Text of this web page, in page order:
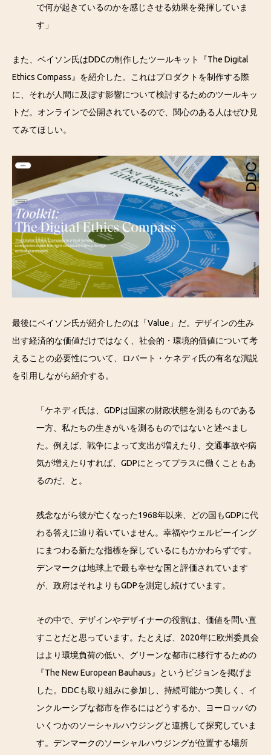
で何が起きているのかを感じさせる効果を発揮していま
す」
また、ベイソン氏はDDCの制作したツールキット『The Digital
Ethics Compass』を紹介した。これはプロダクトを制作する際
に、それが人間に及ぼす影響について検討するためのツールキッ
トだ。オンラインで公開されているので、関心のある人はぜひ見
てみてほしい。
最後にベイソン氏が紹介したのは「Value」だ。デザインの生み
出す経済的な価値だけではなく、社会的・環境的価値について考
えることの必要性について、ロバート・ケネディ氏の有名な演説
を引用しながら紹介する。
「ケネディ氏は、GDPは国家の財政状態を測るものである
一方、私たちの生きがいを測るものではないと述べまし
た。例えば、戦争によって支出が増えたり、交通事故や病
気が増えたりすれば、GDPにとってプラスに働くこともあ
るのだ、と。
残念ながら彼が亡くなった1968年以来、どの国もGDPに代
わる答えに辿り着いていません。幸福やウェルビーイング
にまつわる新たな指標を探しているにもかかわらずです。
デンマークは地球上で最も幸せな国と評価されています
が、政府はそれよりもGDPを測定し続けています。
その中で、デザインやデザイナーの役割は、価値を問い直
すことだと思っています。たとえば、2020年に欧州委員会
はより環境負荷の低い、グリーンな都市に移行するための
『The New European Bauhaus』というビジョンを掲げま
した。DDCも取り組みに参加し、持続可能かつ美しく、イ
ンクルーシブな都市を作るにはどうするか、ヨーロッパの
いくつかのソーシャルハウジングと連携して探究していま
す。デンマークのソーシャルハウジングが位置する場所